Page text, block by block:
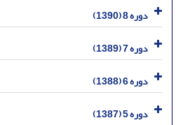
دوره 8 (1390)
دوره 7 (1389)
دوره 6 (1388)
دوره 5 (1387)